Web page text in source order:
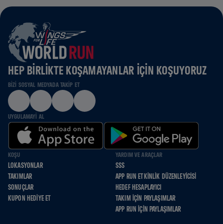
HEP BIRLIKTE KOŞAMAYANLAR IÇIN KOŞUYORUZ
BIZI SOSYAL MEDYADA TAKIP ET
UYGULAMAYI AL
KOŞU
LOKASYONLAR
TAKIMLAR
SONUÇLAR
KUPON HEDIYE ET
YARDIM VE ARAÇLAR
SSS
APP RUN ETKINLIK DÜZENLEYICISI
HEDEF HESAPLAYICI
TAKIM İÇIN PAYLAŞIMLAR
APP RUN İÇIN PAYLAŞIMLAR